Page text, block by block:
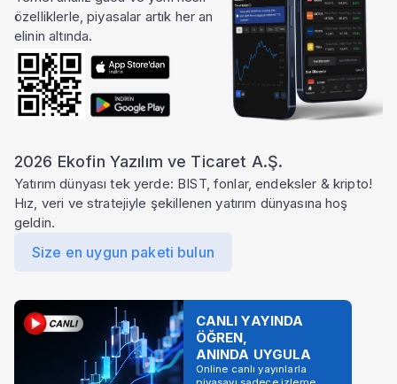
özelliklerle, piyasalar artık her an
elinin altında.
2026 Ekofin Yazılım ve Ticaret A.Ş.
Yatırım dünyası tek yerde: BIST, fonlar, endeksler & kripto!
Hız, veri ve stratejiyle şekillenen yatırım dünyasına hoş
geldin.
Size en uygun paketi bulun
CANLI YAYINDA
ÖĞREN,
ANINDA UYGULA
Online canlı yayınlarla